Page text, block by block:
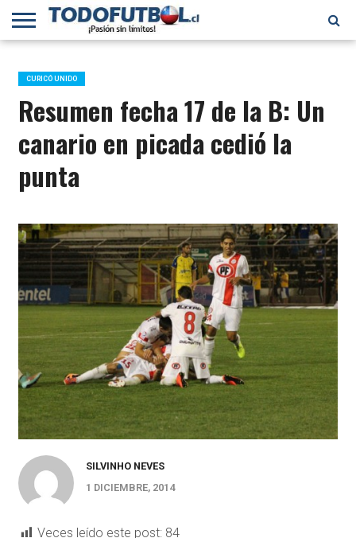
PRIMERA
B
SELECCIÓN
CHILENA
CHILENOS
EN EL
MUNDO
FÚTBOL
INTERNACIONAL
CURICÓ UNIDO
Resumen fecha 17 de la B: Un
canario en picada cedió la
punta
SILVINHO NEVES
1 DICIEMBRE, 2014
Veces leído este post: 84